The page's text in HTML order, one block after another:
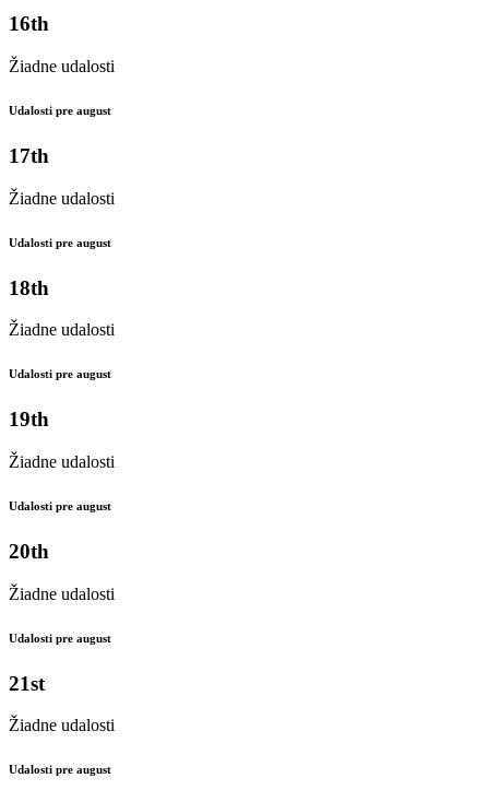
16th
Žiadne udalosti
Udalosti pre august
17th
Žiadne udalosti
Udalosti pre august
18th
Žiadne udalosti
Udalosti pre august
19th
Žiadne udalosti
Udalosti pre august
20th
Žiadne udalosti
Udalosti pre august
21st
Žiadne udalosti
Udalosti pre august